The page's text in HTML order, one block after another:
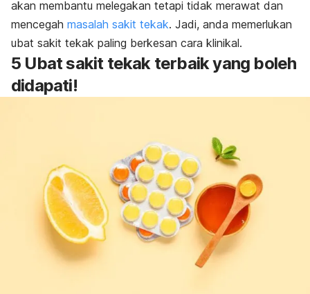
akan membantu melegakan tetapi tidak merawat dan
mencegah masalah sakit tekak. Jadi, anda memerlukan
ubat sakit tekak paling berkesan cara klinikal.
5 Ubat sakit tekak terbaik yang boleh
didapati!